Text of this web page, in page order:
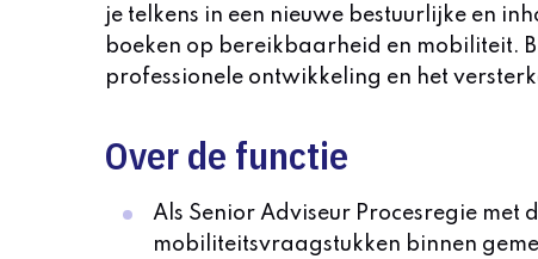
je telkens in een nieuwe bestuurlijke en
boeken op bereikbaarheid en mobiliteit.
professionele ontwikkeling en het
Over de functie
Als Senior Adviseur Procesregie met
mobiliteitsvraagstukken binnen